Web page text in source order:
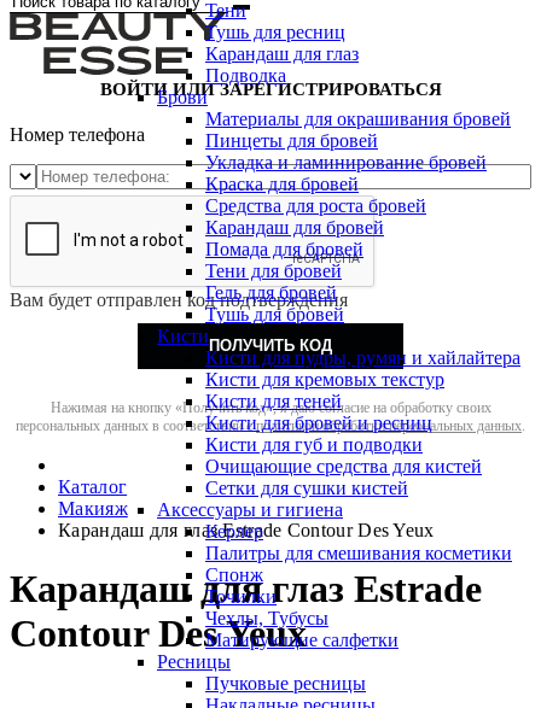
Тени
Тушь для ресниц
Карандаш для глаз
Подводка
Брови
Материалы для окрашивания бровей
Пинцеты для бровей
Укладка и ламинирование бровей
Краска для бровей
Средства для роста бровей
Карандаш для бровей
Помада для бровей
Тени для бровей
Гель для бровей
Тушь для бровей
Кисти
Кисти для пудры, румян и хайлайтера
Кисти для кремовых текстур
Кисти для теней
Кисти для бровей и ресниц
Кисти для губ и подводки
Очищающие средства для кистей
Сетки для сушки кистей
Аксессуары и гигиена
Керлер
Палитры для смешивания косметики
Спонж
Точилки
Чехлы, Тубусы
Матирующие салфетки
Ресницы
Пучковые ресницы
ВОЙТИ ИЛИ ЗАРЕГИСТРИРОВАТЬСЯ
Номер телефона
Вам будет отправлен код подтверждения
ПОЛУЧИТЬ КОД
Нажимая на кнопку «Получить код», я даю согласие на обработку своих
персональных данных в соответствии сполитикой обработки персональных данных.
Каталог
Макияж
Карандаш для глаз Estrade Contour Des Yeux
Карандаш для глаз Estrade
Contour Des Yeux